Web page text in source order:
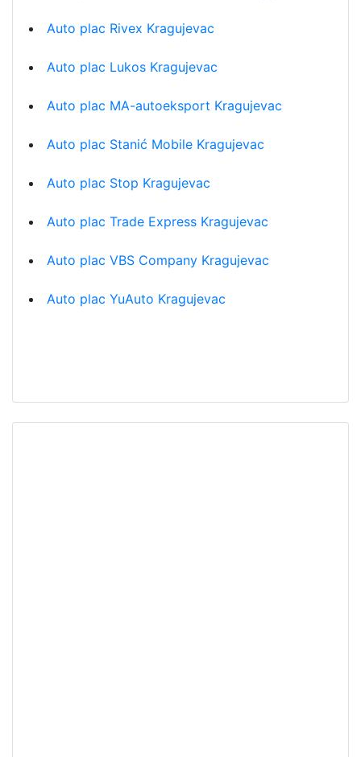
Auto plac Rivex Kragujevac
Auto plac Lukos Kragujevac
Auto plac MA-autoeksport Kragujevac
Auto plac Stanić Mobile Kragujevac
Auto plac Stop Kragujevac
Auto plac Trade Express Kragujevac
Auto plac VBS Company Kragujevac
Auto plac YuAuto Kragujevac